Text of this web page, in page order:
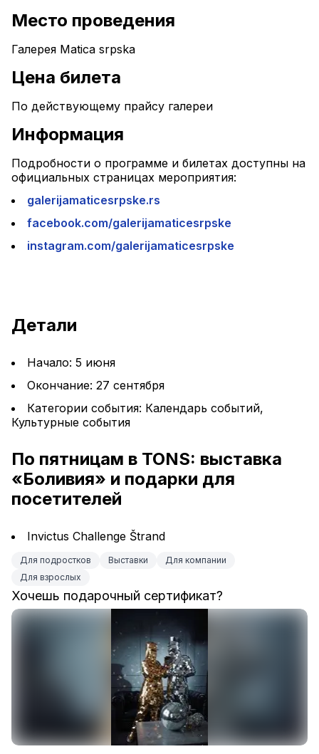
Место проведения
Галерея Matica srpska
Цена билета
По действующему прайсу галереи
Информация
Подробности о программе и билетах доступны на
официальных страницах мероприятия:
galerijamaticesrpske.rs
facebook.com/galerijamaticesrpske
instagram.com/galerijamaticesrpske
Детали
Начало: 5 июня
Окончание: 27 сентября
Категории события: Календарь событий,
Культурные события
По пятницам в TONS: выставка
«Боливия» и подарки для
посетителей
Invictus Challenge Štrand
Для подростков Выставки
Для компании
Для взрослых
Хочешь подарочный сертификат?